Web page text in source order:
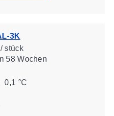
3K
stück
58 Wochen
0,1 °C